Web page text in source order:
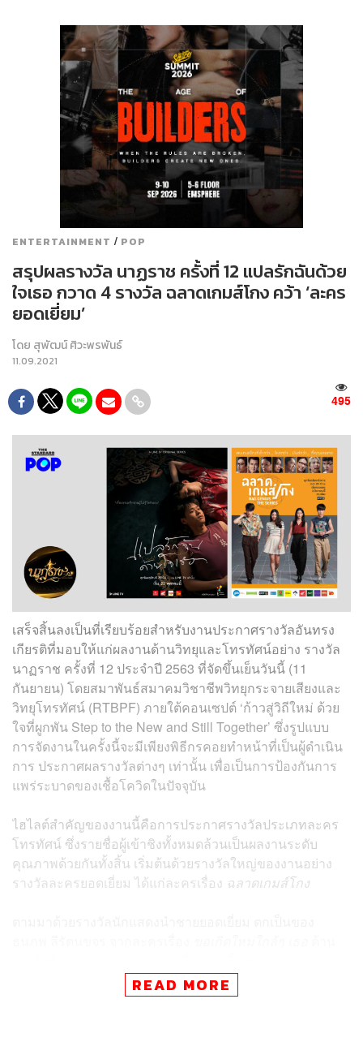
ENTERTAINMENT / POP
สรุปผลรางวัล นาฏราช ครั้งที่ 12 แปลรักฉันด้วย
ใจเธอ กวาด 4 รางวัล ฉลาดเกมส์โกง คว้า ‘ละคร
ยอดเยี่ยม’
โดย สุพัฒน์ ศิวะพรพันธ์
11.09.2021
495
เสร็จสิ้นลงเป็นที่เรียบร้อยสำหรับงานประกาศรางวัลอันทรง
เกียรติที่มอบให้แก่ผลงานด้านวิทยุและโทรทัศน์อย่าง รางวัล
นาฏราช ครั้งที่ 12 ประจำปี 2563 ที่จัดขึ้นเย็นวันนี้ (11
กันยายน) โดยสมาพันธ์สมาคมวิชาชีพวิทยุกระจายเสียงและ
วิทยุโทรทัศน์ (RTBPF) ภายใต้คอนเซปต์ ‘ก้าวสู่วิถีใหม่ ด้วย
ใจที่ผูกพัน Step to the New and Still Together’ ซึ่งรูปแบบ
การจัดงานในครั้งนี้จะมีเพียงพิธีกรคอยทำหน้าที่เป็นผู้ดำเนิน
การ ประกาศผลรางวัลต่างๆ เท่านั้น เพื่อเป็นการป้องกันการ
แพร่ระบาดของเชื้อโควิดในปัจจุบัน
ไฮไลต์สำคัญของงานนี้คือการประกาศรางวัลประเภทละคร
โทรทัศน์ ซึ่งรายชื่อผู้เข้าชิงทั้งหมดล้วนเป็นผลงานระดับ
คุณภาพด้วยกันทั้งสิ้น เริ่มต้นด้วยรางวัลใหญ่ของงานอย่าง
รางวัลละครยอดเยี่ยม ได้แก่ละครเรื่อง ฉลาดเกมส์โกง
ตระกูล จากละครเรื่องอุ้มรักเกมลวง
READ MORE